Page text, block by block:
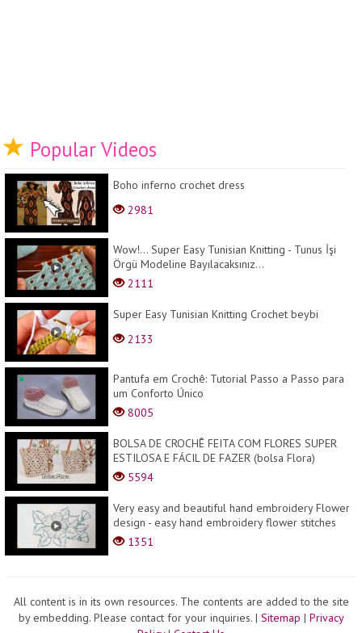
Popular Videos
Boho inferno crochet dress
2981
Wow!... Super Easy Tunisian Knitting - Tunus İşi
Örgü Modeline Bayılacaksınız...
2111
Super Easy Tunisian Knitting Crochet beybi
2133
Pantufa em Crochê: Tutorial Passo a Passo para
um Conforto Único
8005
BOLSA DE CROCHÊ FEITA COM FLORES SUPER
ESTILOSA E FÁCIL DE FAZER (bolsa Flora)
5594
Very easy and beautiful hand embroidery Flower
design - easy hand embroidery flower stitches
1351
All content is in its own resources. The contents are added to the site
by embedding. Please contact for your inquiries. | Sitemap | Privacy